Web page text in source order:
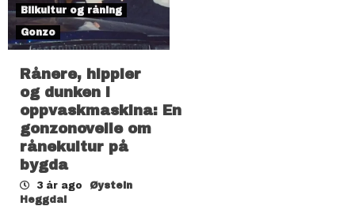
Bilkultur og råning
Gonzo
Rånere, hippier
og dunken i
oppvaskmaskina: En
gonzonovelle om
rånekultur på
bygda
3 år ago
Øystein
Heggdal